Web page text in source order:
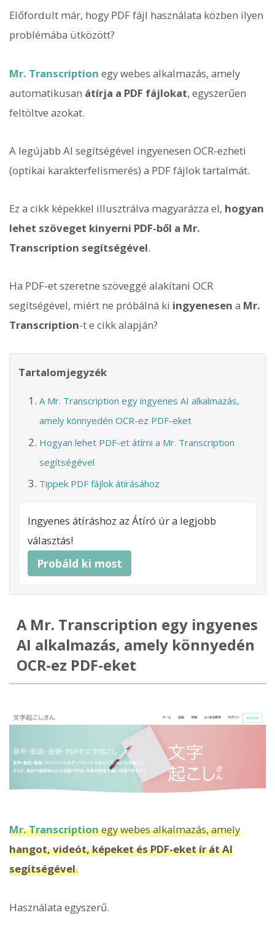
Előfordult már, hogy PDF fájl használata közben ilyen
problémába ütközött?
Mr. Transcription egy webes alkalmazás, amely
automatikusan átírja a PDF fájlokat, egyszerűen
feltöltve azokat.
A legújabb AI segítségével ingyenesen OCR-ezheti
(optikai karakterfelismerés) a PDF fájlok tartalmát.
Ez a cikk képekkel illusztrálva magyarázza el, hogyan
lehet szöveget kinyerni PDF-ből a Mr.
Transcription segítségével.
Ha PDF-et szeretne szöveggé alakítani OCR
segítségével, miért ne próbálná ki ingyenesen a Mr.
Transcription-t e cikk alapján?
Tartalomjegyzék
A Mr. Transcription egy ingyenes AI alkalmazás,
amely könnyedén OCR-ez PDF-eket
Hogyan lehet PDF-et átírni a Mr. Transcription
segítségével
Tippek PDF fájlok átírásához
Ingyenes átíráshoz az Átíró úr a legjobb
választás!
Probáld ki most
A Mr. Transcription egy ingyenes
AI alkalmazás, amely könnyedén
OCR-ez PDF-eket
Mr. Transcriptionegy webes alkalmazás, amely
hangot, videót, képeket és PDF-eket ír át AI
segítségével.
Használata egyszerű.